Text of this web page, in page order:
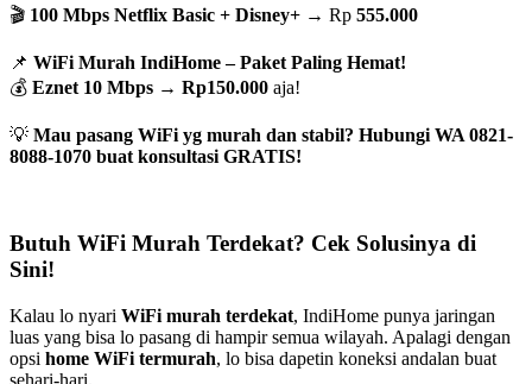
🎬 100 Mbps Netflix Basic + Disney+ → Rp 555.000
📌 WiFi Murah IndiHome – Paket Paling Hemat!
💰 Eznet 10 Mbps → Rp150.000 aja!
💡 Mau pasang WiFi yg murah dan stabil? Hubungi WA 0821-
8088-1070 buat konsultasi GRATIS!
Butuh WiFi Murah Terdekat? Cek Solusinya di
Sini!
Kalau lo nyari WiFi murah terdekat, IndiHome punya jaringan
luas yang bisa lo pasang di hampir semua wilayah. Apalagi dengan
opsi home WiFi termurah, lo bisa dapetin koneksi andalan buat
sehari-hari.